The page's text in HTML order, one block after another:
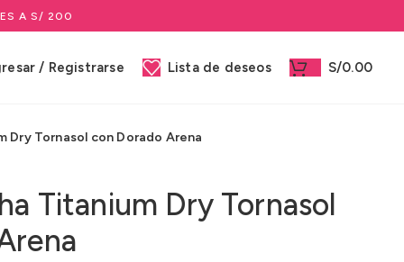
A S/ 200
/ Registrarse Lista de deseos S/0.00
Dry Tornasol con Dorado Arena
Titanium Dry Tornasol